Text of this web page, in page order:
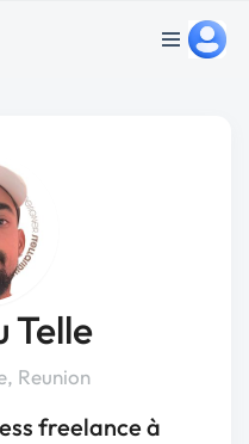
Telle
Reunion
freelance à